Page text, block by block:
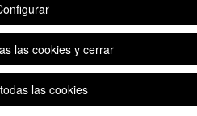
las cookies y cerrar
las cookies
de eventos Symposium